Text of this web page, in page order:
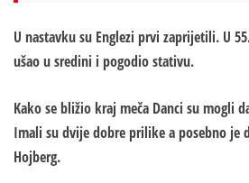
U nastavku su Englezi prvi zaprijetili. U
ušao u sredini i pogodio stativu.
Kako se bližio kraj meča Danci su mogli
Imali su dvije dobre prilike a posebno je
Hojberg.